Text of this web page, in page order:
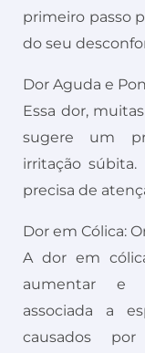
primeiro passo
do seu
Dor Aguda e
Essa dor,
sugere um
irritação
precisa de
Dor em Cólica:
A dor em
aumentar e
associada a
causados